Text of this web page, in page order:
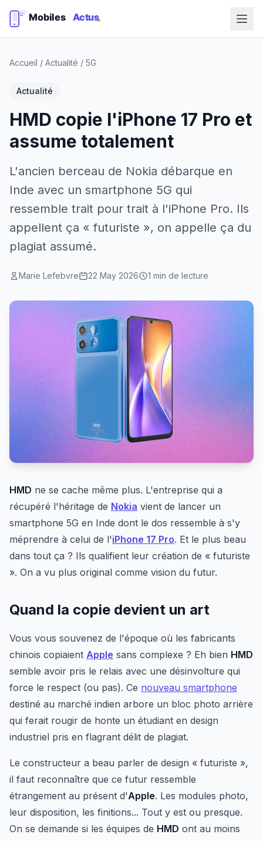
Accueil / Actualité / 5G
Actualité
HMD copie l'iPhone 17 Pro et
assume totalement
L'ancien berceau de Nokia débarque en
Inde avec un smartphone 5G qui
ressemble trait pour trait à l'iPhone Pro. Ils
appellent ça « futuriste », on appelle ça du
plagiat assumé.
Marie Lefebvre 22 May 2026 1 min de lecture
HMD ne se cache même plus. L'entreprise qui a
récupéré l'héritage de Nokia vient de lancer un
smartphone 5G en Inde dont le dos ressemble à s'y
méprendre à celui de l'iPhone 17 Pro. Et le plus beau
dans tout ça ? Ils qualifient leur création de « futuriste
». On a vu plus original comme vision du futur.
Quand la copie devient un art
Vous vous souvenez de l'époque où les fabricants
chinois copiaient Apple sans complexe ? Eh bien HMD
semble avoir pris le relais avec une désinvolture qui
force le respect (ou pas). Ce nouveau smartphone
destiné au marché indien arbore un bloc photo arrière
qui ferait rougir de honte un étudiant en design
industriel pris en flagrant délit de plagiat.
Le constructeur a beau parler de design « futuriste »,
il faut reconnaître que ce futur ressemble
étrangement au présent d'Apple. Les modules photo,
leur disposition, les finitions... Tout y est ou presque.
On se demande si les équipes de HMD ont au moins